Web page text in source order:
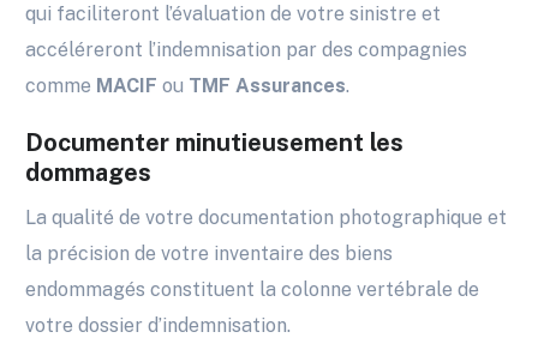
qui faciliteront l’évaluation de votre sinistre et
accéléreront l’indemnisation par des compagnies
comme MACIF ou TMF Assurances.
Documenter minutieusement les
dommages
La qualité de votre documentation photographique et
la précision de votre inventaire des biens
endommagés constituent la colonne vertébrale de
votre dossier d’indemnisation.